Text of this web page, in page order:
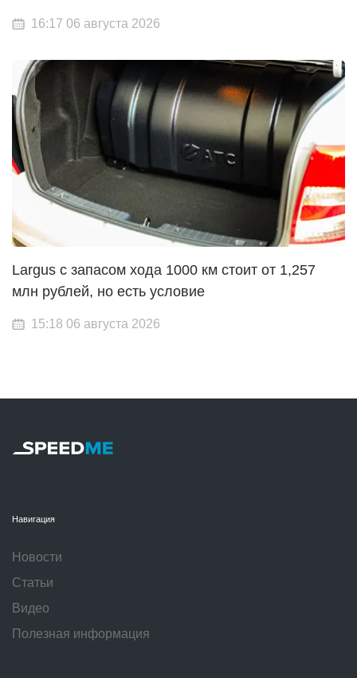
16:17 06 августа 2026
Largus с запасом хода 1000 км стоит от 1,257
млн рублей, но есть условие
15:18 06 августа 2026
Навигация
Новости
Статьи
Видео
Полезная информация